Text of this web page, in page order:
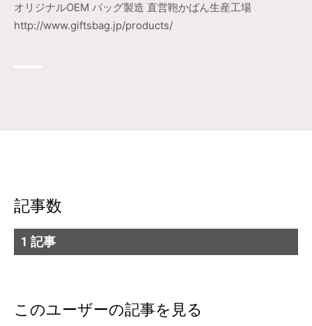
オリジナルOEM バッグ製造 直営鞄かばん生産工場
http://www.giftsbag.jp/products/
記事数
1 記事
このユーザーの記事を見る